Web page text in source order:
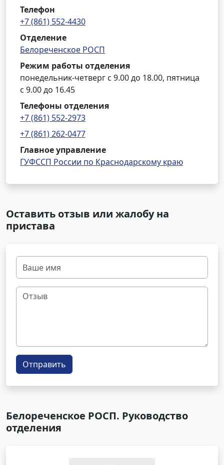
Телефон
+7 (861) 552-4430
Отделение
Белореченское РОСП
Режим работы отделения
понедельник-четверг с 9.00 до 18.00, пятница
с 9.00 до 16.45
Телефоны отделения
+7 (861) 552-2973
+7 (861) 262-0477
Главное управление
ГУФССП России по Краснодарскому краю
Оставить отзыв или жалобу на
пристава
Отправить
Белореченское РОСП. Руководство
отделения